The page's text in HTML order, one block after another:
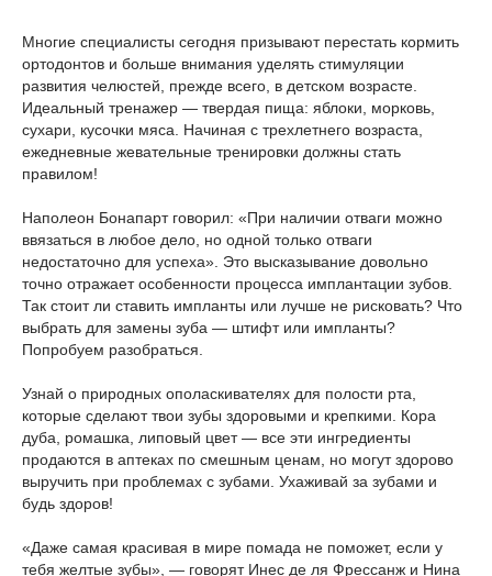
Многие специалисты сегодня призывают перестать кормить
ортодонтов и больше внимания уделять стимуляции
развития челюстей, прежде всего, в детском возрасте.
Идеальный тренажер — твердая пища: яблоки, морковь,
сухари, кусочки мяса. Начиная с трехлетнего возраста,
ежедневные жевательные тренировки должны стать
правилом!
Наполеон Бонапарт говорил: «При наличии отваги можно
ввязаться в любое дело, но одной только отваги
недостаточно для успеха». Это высказывание довольно
точно отражает особенности процесса имплантации зубов.
Так стоит ли ставить импланты или лучше не рисковать? Что
выбрать для замены зуба — штифт или импланты?
Попробуем разобраться.
Узнай о природных ополаскивателях для полости рта,
которые сделают твои зубы здоровыми и крепкими. Кора
дуба, ромашка, липовый цвет — все эти ингредиенты
продаются в аптеках по смешным ценам, но могут здорово
выручить при проблемах с зубами. Ухаживай за зубами и
будь здоров!
«Даже самая красивая в мире помада не поможет, если у
тебя желтые зубы», — говорят Инес де ля Фрессанж и Нина